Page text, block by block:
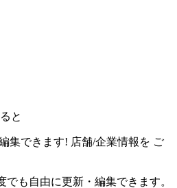
と
集できます! 店舗/企業情報を ご
も自由に更新・編集できます。